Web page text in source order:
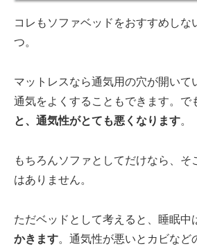
コレもソファベッドをおすすめしな
つ。
マットレスなら通気用の穴が開いて
通気をよくすることもできます。で
と、通気性がとても悪くなります。
もちろんソファとしてだけなら、そ
はありません。
ただベッドとして考えると、睡眠中
かきます。通気性が悪いとカビなど